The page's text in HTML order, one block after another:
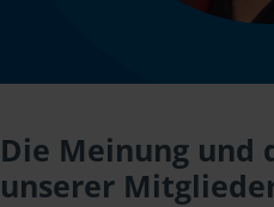
Die Meinung und
unserer